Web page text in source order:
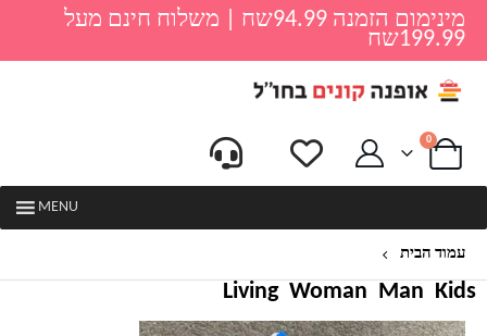
מינימום הזמנה 94.99שח | משלוח חינם מעל
199.99שח
0
MENU
עמוד הבית
Kids
Man
Woman
Living